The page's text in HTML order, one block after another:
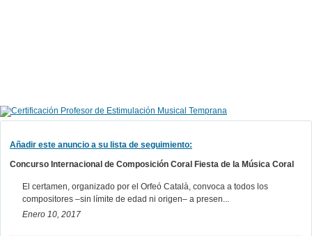
Añadir este anuncio a su lista de seguimiento:
Concurso Internacional de Composición Coral Fiesta de la Música Coral
El certamen, organizado por el Orfeó Català, convoca a todos los
compositores –sin límite de edad ni origen– a presen...
Enero 10, 2017